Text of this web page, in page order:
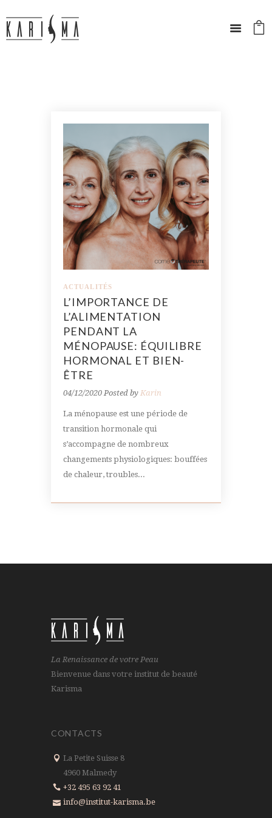
ACTUALITÉS
L’IMPORTANCE DE
L’ALIMENTATION
PENDANT LA
MÉNOPAUSE: ÉQUILIBRE
HORMONAL ET BIEN-
ÊTRE
04/12/2020 Posted by Karin
La ménopause est une période de
transition hormonale qui
s’accompagne de nombreux
changements physiologiques: bouffées
de chaleur, troubles...
La Renaissance de votre Peau
Bienvenue dans votre institut de beauté
Karisma
CONTACTS
La Petite Suisse 8
4960 Malmedy
+32 495 63 92 41
info@institut-karisma.be